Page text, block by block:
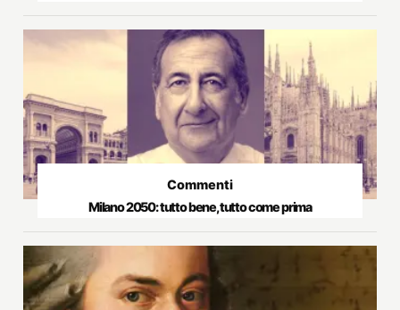
Commenti
Milano 2050: tutto bene, tutto come prima